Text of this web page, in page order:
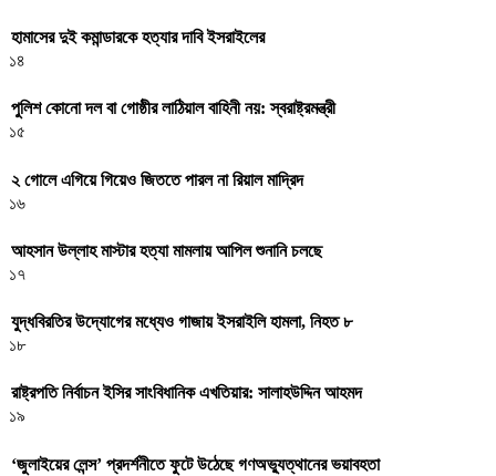
হামাসের দুই কমান্ডারকে হত্যার দাবি ইসরাইলের
১৪
পুলিশ কোনো দল বা গোষ্ঠীর লাঠিয়াল বাহিনী নয়: স্বরাষ্ট্রমন্ত্রী
১৫
২ গোলে এগিয়ে গিয়েও জিততে পারল না রিয়াল মাদ্রিদ
১৬
আহসান উল্লাহ মাস্টার হত্যা মামলায় আপিল শুনানি চলছে
১৭
যুদ্ধবিরতির উদ্যোগের মধ্যেও গাজায় ইসরাইলি হামলা, নিহত ৮
১৮
রাষ্ট্রপতি নির্বাচন ইসির সাংবিধানিক এখতিয়ার: সালাহউদ্দিন আহমদ
১৯
‘জুলাইয়ের লেন্স’ প্রদর্শনীতে ফুটে উঠেছে গণঅভ্যুত্থানের ভয়াবহতা